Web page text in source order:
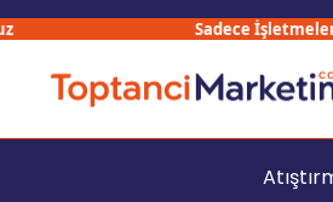
Sadece İşletmelere